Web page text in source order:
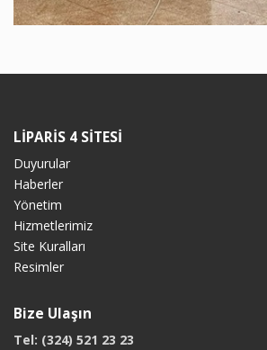
LİPARİS 4 SİTESİ
Duyurular
Haberler
Yönetim
Hizmetlerimiz
Site Kuralları
Resimler
Bize Ulaşın
Tel: (324) 521 23 23